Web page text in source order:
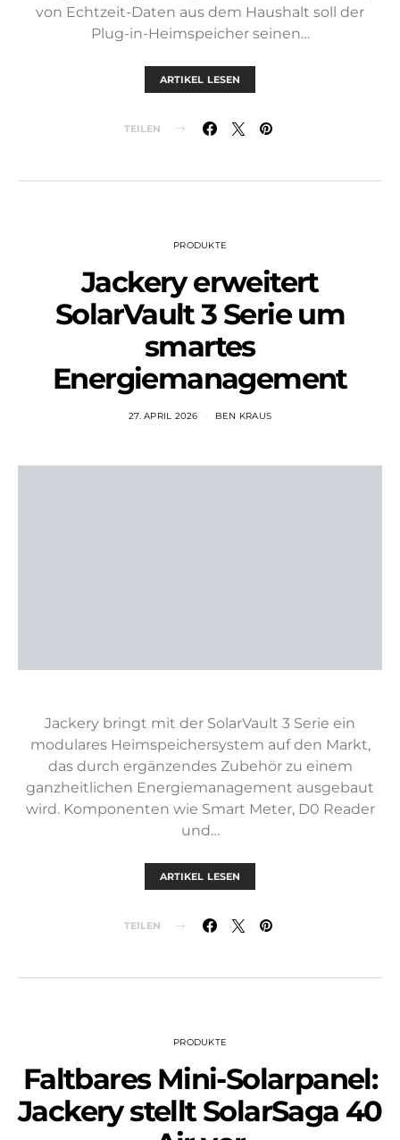
von Echtzeit-Daten aus dem Haushalt soll der
Plug-in-Heimspeicher seinen…
ARTIKEL LESEN
TEILEN
PRODUKTE
Jackery erweitert
SolarVault 3 Serie um
smartes
Energiemanagement
27. APRIL 2026 BEN KRAUS
Jackery bringt mit der SolarVault 3 Serie ein
modulares Heimspeichersystem auf den Markt,
das durch ergänzendes Zubehör zu einem
ganzheitlichen Energiemanagement ausgebaut
wird. Komponenten wie Smart Meter, D0 Reader
und…
ARTIKEL LESEN
TEILEN
PRODUKTE
Faltbares Mini-Solarpanel:
Jackery stellt SolarSaga 40